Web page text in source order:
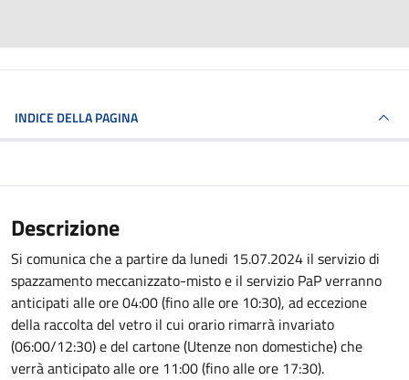
INDICE DELLA PAGINA
Descrizione
Si comunica che a partire da lunedi 15.07.2024 il servizio di
spazzamento meccanizzato-misto e il servizio PaP verranno
anticipati alle ore 04:00 (fino alle ore 10:30), ad eccezione
della raccolta del vetro il cui orario rimarrà invariato
(06:00/12:30) e del cartone (Utenze non domestiche) che
verrà anticipato alle ore 11:00 (fino alle ore 17:30).